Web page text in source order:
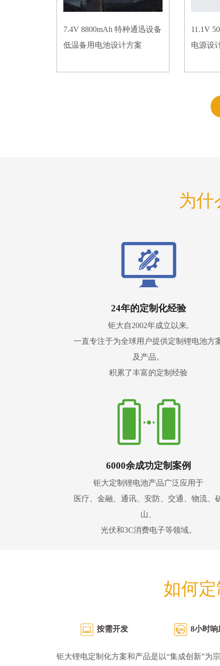
7.4V 8800mAh 特种通迅设备
低温备用电池设计方案
11.1V
电源设
为什
24年的定制化经验
钜大自2002年成立以来,
一直专注于为全球用户提供定制锂电池方
及产品。
积累了丰富的定制经验
6000余成功定制案例
钜大定制锂电池产品广泛应用于
医疗、金融、通讯、安防、交通、物流、
山、
光伏和3C消费电子等领域。
如何
按需开发 8小时响
钜大锂电定制化方案和产品是以“集成创新”为